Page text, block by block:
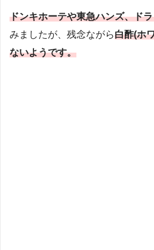
ドンキホーテや東急ハンズ、ド
みましたが、残念ながら白酢(ホ
ないようです。